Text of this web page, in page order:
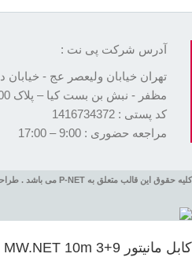
آدرس شرکت پی نت :
تهران خیابان ولیعصر عج - خیابان
مظفر - نبش بن بست کیا – پلاک 100 – واحد 12
کد پستی : 1416734372
مراجعه حضوری : 9:00 – 17:00
کلیه حقوق این قالب متعلق به P-NET می باشد . طراحی وب سایت توسط ماه سایت
کابل مانیتور 9+3 MW.NET 10m